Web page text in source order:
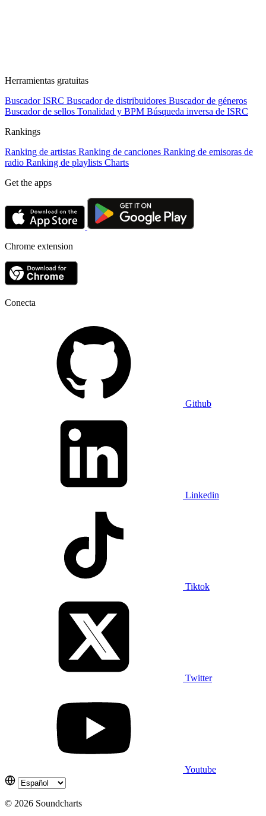
Herramientas gratuitas
Buscador ISRC Buscador de distribuidores Buscador de géneros
Buscador de sellos Tonalidad y BPM Búsqueda inversa de ISRC
Rankings
Ranking de artistas Ranking de canciones Ranking de emisoras de
radio Ranking de playlists Charts
Get the apps
Chrome extension
Conecta
Github
Linkedin
Tiktok
Twitter
Youtube
© 2026 Soundcharts